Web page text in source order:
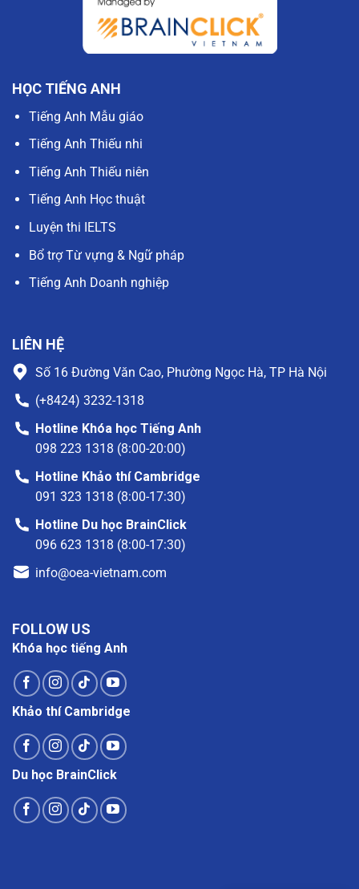
HỌC TIẾNG ANH
Tiếng Anh Mẫu giáo
Tiếng Anh Thiếu nhi
Tiếng Anh Thiếu niên
Tiếng Anh Học thuật
Luyện thi IELTS
Bổ trợ Từ vựng & Ngữ pháp
Tiếng Anh Doanh nghiệp
LIÊN HỆ
Số 16 Đường Văn Cao, Phường Ngọc Hà, TP Hà Nội
(+8424) 3232-1318
Hotline Khóa học Tiếng Anh
098 223 1318 (8:00-20:00)
Hotline Khảo thí Cambridge
091 323 1318 (8:00-17:30)
Hotline Du học BrainClick
096 623 1318 (8:00-17:30)
info@oea-vietnam.com
FOLLOW US
Khóa học tiếng Anh
Khảo thí Cambridge
Du học BrainClick